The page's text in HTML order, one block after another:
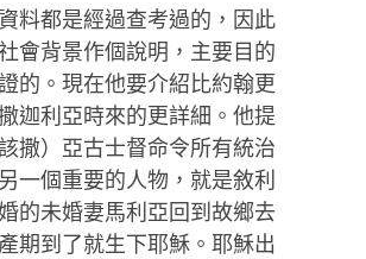
料都是經過查考過的，因此
會背景作個說明，主要目的
的。現在他要介紹比約翰更
迦利亞時來的更詳細。他提
撒）亞古士督命令所有統治
一個重要的人物，就是敘利
的未婚妻馬利亞回到故鄉去
期到了就生下耶穌。耶穌出